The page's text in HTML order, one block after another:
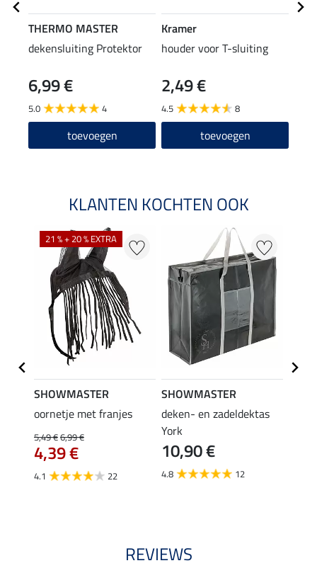
THERMO MASTER
dekensluiting Protektor
6,99 €
5.0 4
toevoegen
Kramer
houder voor T-sluiting
2,49 €
4.5 8
toevoegen
KLANTEN KOCHTEN OOK
21 % + 20 % EXTRA
SHOWMASTER
oornetje met franjes
5,49 €6,99 €
4,39 €
4.1 22
SHOWMASTER
deken- en zadeldektas
York
10,90 €
4.8 12
REVIEWS